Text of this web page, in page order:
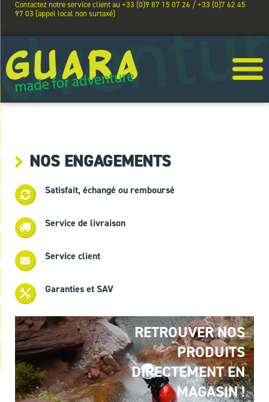
Contactez notre service client au +33 (0)9 87 15 07 26 / +33 (0)7 62 45
97 03 (appel local non surtaxé)
NOS ENGAGEMENTS
Satisfait, échangé ou remboursé
Service de livraison
Service client
Garanties et SAV
RETROUVER NOS
PRODUITS
DIRECTEMENT EN
MAGASIN !